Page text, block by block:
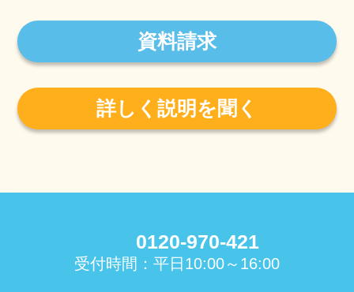
資料請求
詳しく説明を聞く
0120-970-421
受付時間：平日10:00～16:00